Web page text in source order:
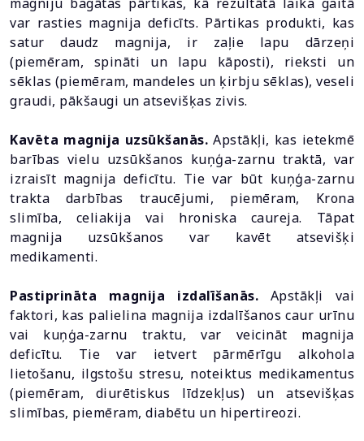
var rasties magnija deficīts. Pārtikas produkti, kas
satur daudz magnija, ir zaļie lapu dārzeņi
(piemēram, spināti un lapu kāposti), rieksti un
sēklas (piemēram, mandeles un ķirbju sēklas), veseli
graudi, pākšaugi un atsevišķas zivis.
Kavēta magnija uzsūkšanās. Apstākļi, kas ietekmē
barības vielu uzsūkšanos kuņģa-zarnu traktā, var
izraisīt magnija deficītu. Tie var būt kuņģa-zarnu
trakta darbības traucējumi, piemēram, Krona
slimība, celiakija vai hroniska caureja. Tāpat
magnija uzsūkšanos var kavēt atsevišķi
medikamenti.
Pastiprināta magnija izdalīšanās. Apstākļi vai
faktori, kas palielina magnija izdalīšanos caur urīnu
vai kuņģa-zarnu traktu, var veicināt magnija
deficītu. Tie var ietvert pārmērīgu alkohola
lietošanu, ilgstošu stresu, noteiktus medikamentus
(piemēram, diurētiskus līdzekļus) un atsevišķas
slimības, piemēram, diabētu un hipertireozi.